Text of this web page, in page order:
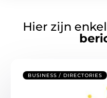
Hier zijn
BUSINESS / DIRECTORIES